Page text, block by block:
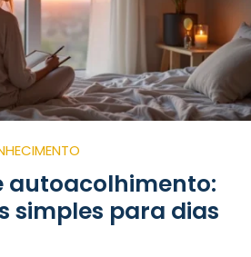
autoacolhimento:
simples para dias